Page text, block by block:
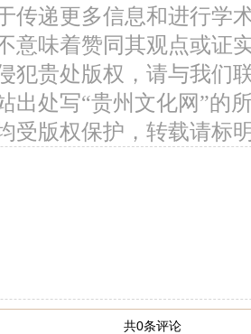
传递更多信息和进行学
意味着赞同其观点或证
犯贵处版权，请与我们
出处写“贵州文化网”的
受版权保护，转载请标
共0条评论